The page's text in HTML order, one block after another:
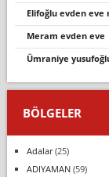
elifoğlu evden
meram evden eve
ümraniye
BÖLGELER
Adalar(25)
ADIYAMAN(59)